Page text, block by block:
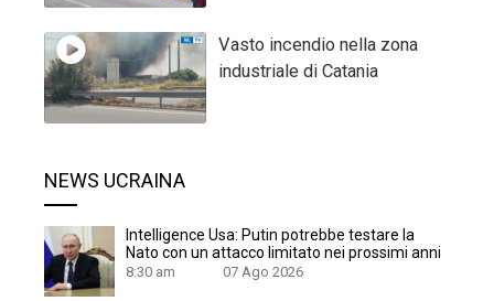
Vasto incendio nella zona
industriale di Catania
NEWS UCRAINA
Intelligence Usa: Putin potrebbe testare la
Nato con un attacco limitato nei prossimi anni
8:30 am 07 Ago 2026